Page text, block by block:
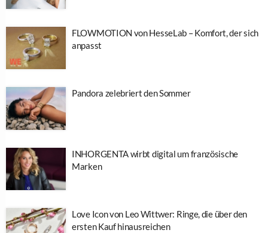
FLOWMOTION von HesseLab – Komfort, der sich
anpasst
Pandora zelebriert den Sommer
INHORGENTA wirbt digital um französische
Marken
Love Icon von Leo Wittwer: Ringe, die über den
ersten Kauf hinausreichen